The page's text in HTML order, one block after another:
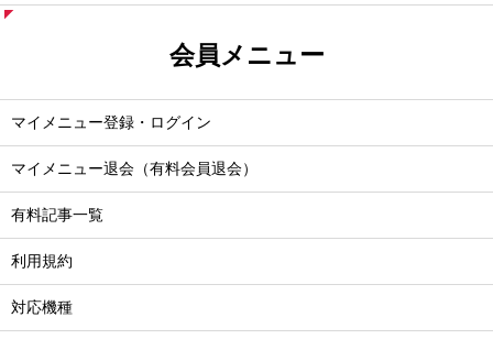
会員メニュー
マイメニュー登録・ログイン
マイメニュー退会（有料会員退会）
有料記事一覧
利用規約
対応機種